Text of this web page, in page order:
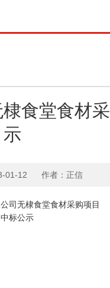
食堂食材
示
01-12 作者：正信
司无棣食堂食材采购项目
中标公示